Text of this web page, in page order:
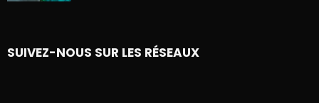
SUIVEZ-NOUS SUR LES RÉSEAUX